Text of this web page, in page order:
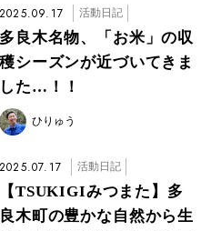
2025.09.17 活動日記
多良木名物、「お米」の収
穫シーズンが近づいてきま
した…！！
ひりゅう
2025.07.17 活動日記
【TSUKIGIみつまた】多
良木町の豊かな自然から生